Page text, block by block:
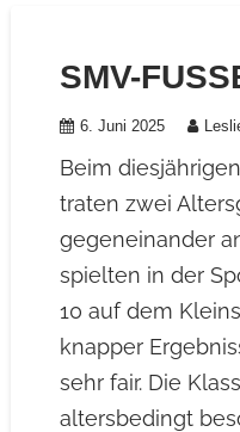
SMV-
6. Juni 2025
Beim
traten zwei
gegeneinander
spielten in der
10 auf dem
knapper
sehr fair. Die
altersbedingt